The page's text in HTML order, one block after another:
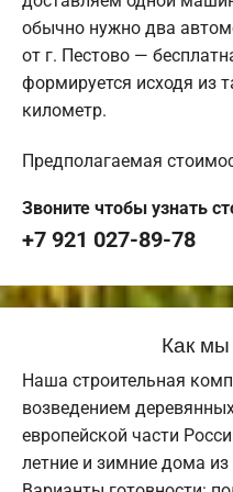
обычно нужно два
от г. Пестово —
формируется исходя из
километр.
Предполагаемая
Звоните чтобы узнать
+7 921 027-89-78
Как
Наша строительная
возведением
европейской части
летние и зимние дома